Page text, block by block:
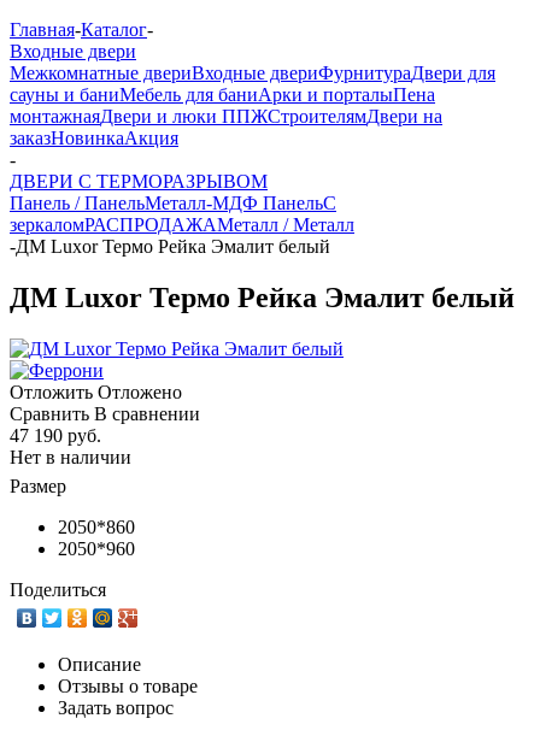
Главная-Каталог-
Входные двери
Межкомнатные двериВходные двериФурнитураДвери для
сауны и баниМебель для баниАрки и порталыПена
монтажнаяДвери и люки ППЖСтроителямДвери на
заказНовинкаАкция
-
ДВЕРИ С ТЕРМОРАЗРЫВОМ
Панель / ПанельМеталл-МДФ ПанельС
зеркаломРАСПРОДАЖАМеталл / Металл
-ДМ Luxor Термо Рейка Эмалит белый
ДМ Luxor Термо Рейка Эмалит белый
Отложить Отложено
Сравнить В сравнении
47 190 руб.
Нет в наличии
Размер
2050*860
2050*960
Поделиться
Описание
Отзывы о товаре
Задать вопрос